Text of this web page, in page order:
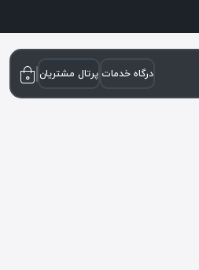
درگاه خدمات پرتال مشتریان ۰